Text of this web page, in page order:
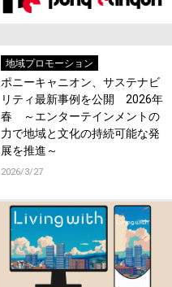
地域プロモーション
ポニーキャニオン、サステナビ
リティ最新事例を公開 2026年
春 ～エンターテインメントの
力で地域と文化の持続可能な発
展を推進～
2026/3/27